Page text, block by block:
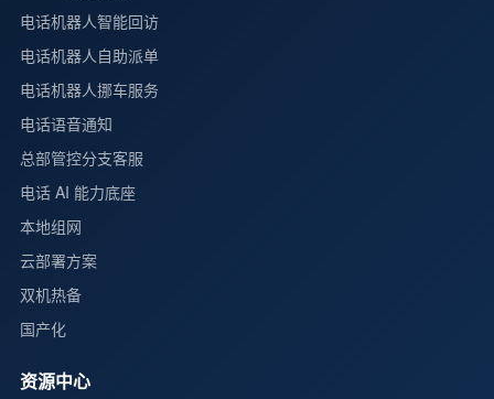
电话机器人智能回访
电话机器人自助派单
电话机器人挪车服务
电话语音通知
总部管控分支客服
电话 AI 能力底座
本地组网
云部署方案
双机热备
国产化
资源中心